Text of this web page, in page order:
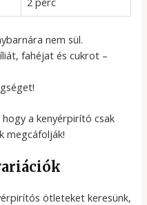
nem sül.
fahéjat és cukrot –
a kenyérpirító csak
megcáfolják!
ötleteket keresünk,